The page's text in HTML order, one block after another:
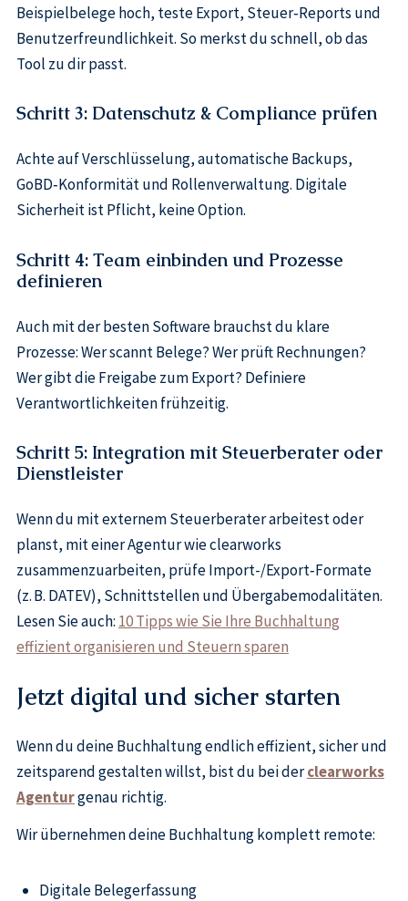
Beispielbelege hoch, teste Export, Steuer‑Reports und
Benutzerfreundlichkeit. So merkst du schnell, ob das
Tool zu dir passt.
Schritt 3: Datenschutz & Compliance prüfen
Achte auf Verschlüsselung, automatische Backups,
GoBD‑Konformität und Rollenverwaltung. Digitale
Sicherheit ist Pflicht, keine Option.
Schritt 4: Team einbinden und Prozesse
definieren
Auch mit der besten Software brauchst du klare
Prozesse: Wer scannt Belege? Wer prüft Rechnungen?
Wer gibt die Freigabe zum Export? Definiere
Verantwortlichkeiten frühzeitig.
Schritt 5: Integration mit Steuerberater oder
Dienstleister
Wenn du mit externem Steuerberater arbeitest oder
planst, mit einer Agentur wie clearworks
zusammenzuarbeiten, prüfe Import-/Export‑Formate
(z. B. DATEV), Schnittstellen und Übergabemodalitäten.
Lesen Sie auch: 10 Tipps wie Sie Ihre Buchhaltung
effizient organisieren und Steuern sparen
Jetzt digital und sicher starten
Wenn du deine Buchhaltung endlich effizient, sicher und
zeitsparend gestalten willst, bist du bei derclearworks
Agenturgenau richtig.
Wir übernehmen deine Buchhaltung komplett remote:
Digitale Belegerfassung